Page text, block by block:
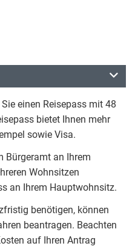
einen Reisepass mit 48
bietet Ihnen mehr
sowie Visa.
Bürgeramt an Ihrem
Wohnsitzen
an Ihrem Hauptwohnsitz.
benötigen, können
beantragen. Beachten
auf Ihren Antrag